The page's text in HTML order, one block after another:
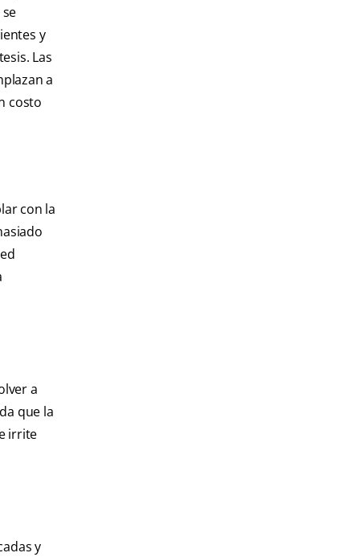
y
Las
a
costo
con la
a
que la
irrite
y